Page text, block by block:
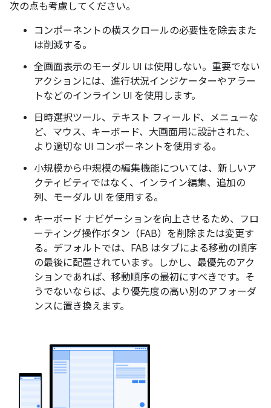
次の点も考慮してください。
コンポーネントの横スクロールの必要性を除去また
は削減する。
全画面表示のモーダル UI は使用しない。重要でない
アクションには、進行状況インジケーターやアラー
トなどのインライン UI を使用します。
日時選択ツール、テキスト フィールド、メニューな
ど、マウス、キーボード、大画面用に設計された、
より適切な UI コンポーネントを使用する。
小規模から中規模の編集機能については、新しいア
クティビティではなく、インライン編集、追加の
列、モーダル UI を使用する。
キーボード ナビゲーションを向上させるため、フロ
ーティング操作ボタン（FAB）を削除または変更す
る。デフォルトでは、FAB はタブによる移動の順序
の最後に配置されています。しかし、最優先のアク
ションであれば、移動順序の最初にすべきです。そ
うでないならば、より優先度の高い別のアフォーダ
ンスに置き換えます。